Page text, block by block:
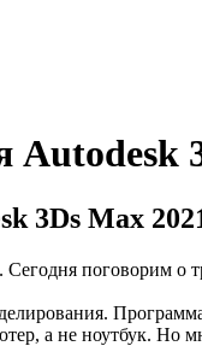
Autodesk
3Ds Max
поговорим о
а не ноутбук. Но